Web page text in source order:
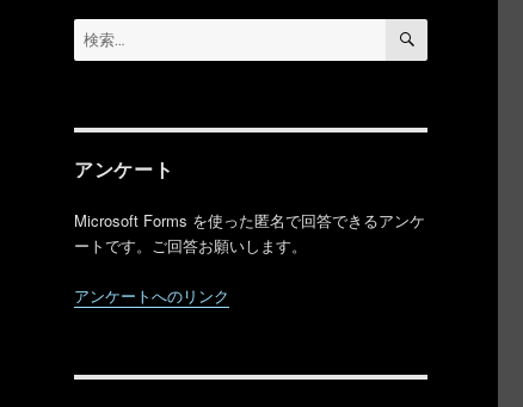
検
索:
検
アンケート
Microsoft Forms を使った匿名で回答できるアンケ
ートです。ご回答お願いします。
アンケートへのリンク